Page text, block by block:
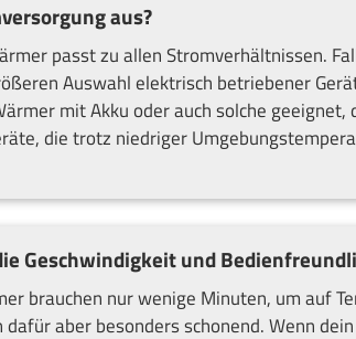
aus?
passt zu allen Stromverhältnissen.
Auswahl elektrisch betriebener
mit Akku oder auch solche
die trotz niedriger
Geschwindigkeit und
brauchen nur wenige Minuten, um auf
aber besonders schonend. Wenn